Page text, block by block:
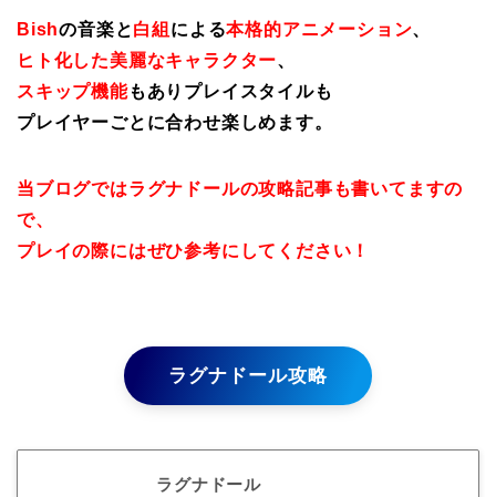
Bishの音楽と白組 による本格的アニメーション、
ヒト化した美麗なキャラクター、
スキップ機能もありプレイスタイルも
プレイヤーごとに合わせ楽しめます。
当ブログではラグナドールの攻略記事も書いてますの
で、
プレイの際にはぜひ参考にしてください！
ラグナドール攻略
ラグナドール